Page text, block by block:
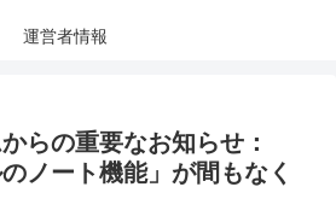
運営者情報
らの重要なお知らせ：
ノート機能」が間もなく